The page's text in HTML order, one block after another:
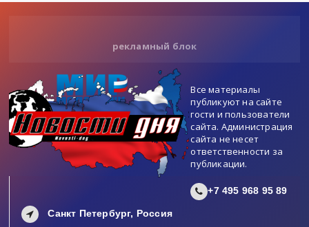
рекламный блок
Все материалы
публикуют на сайте
гости и пользователи
сайта. Администрация
сайта не несет
ответственности за
публикации.
+7 495 968 95 89
Санкт Петербург, Россия